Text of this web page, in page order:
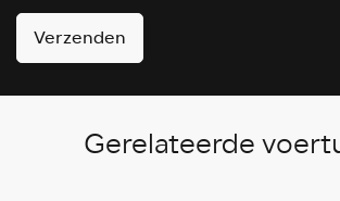
Verzenden
Gerelateerde